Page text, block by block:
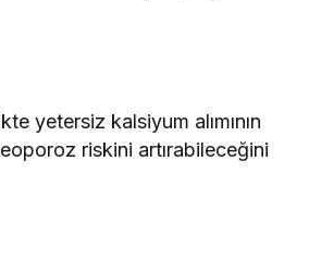
yetersiz kalsiyum alımının
riskini artırabileceğini